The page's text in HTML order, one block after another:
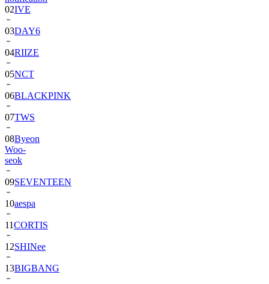
02IVE
03DAY6
04RIIZE
05NCT
06BLACKPINK
07TWS
08Byeon
Woo-
seok
09SEVENTEEN
10aespa
11CORTIS
12SHINee
13BIGBANG